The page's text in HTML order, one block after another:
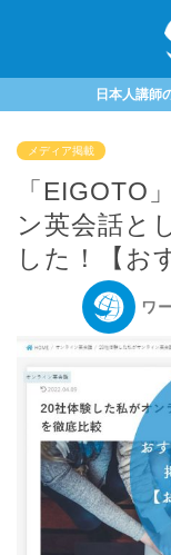
日本人講師
メディア掲載
「EIGOTO
ン英会話と
した！【お
ワ